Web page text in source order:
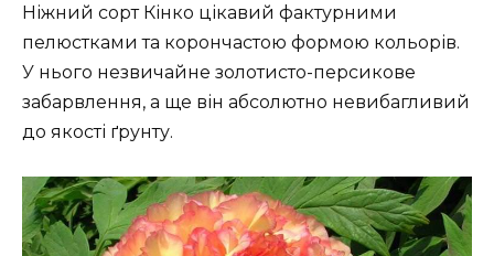
Ніжний сорт Кінко цікавий фактурними
пелюстками та корончастою формою кольорів.
У нього незвичайне золотисто-персикове
забарвлення, а ще він абсолютно невибагливий
до якості ґрунту.